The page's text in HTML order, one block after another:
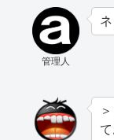
管理人